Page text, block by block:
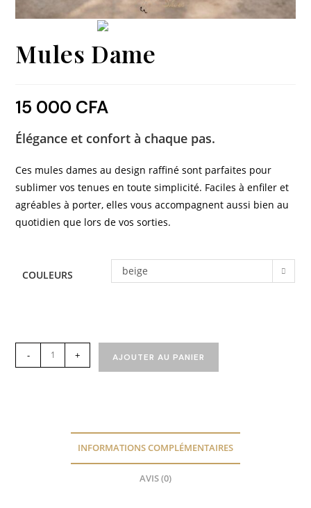
Mules Dame
15 000 CFA
Élégance et confort à chaque pas.
Ces mules dames au design raffiné sont parfaites pour
sublimer vos tenues en toute simplicité. Faciles à enfiler et
agréables à porter, elles vous accompagnent aussi bien au
quotidien que lors de vos sorties.
COULEURS beige
- + AJOUTER AU PANIER
INFORMATIONS COMPLÉMENTAIRES
AVIS (0)